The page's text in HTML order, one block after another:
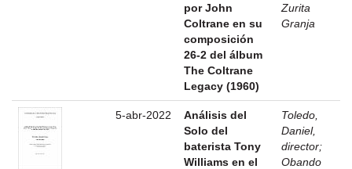
por John
Coltrane en su
composición
26-2 del álbum
The Coltrane
Legacy (1960)
Zurita
Granja
5-abr-2022
Análisis del
Solo del
baterista Tony
Williams en el
Toledo,
Daniel,
director;
Obando